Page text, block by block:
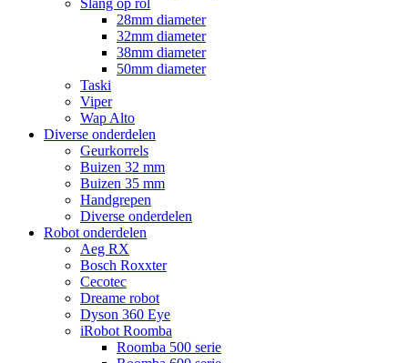
Slang op rol
28mm diameter
32mm diameter
38mm diameter
50mm diameter
Taski
Viper
Wap Alto
Diverse onderdelen
Geurkorrels
Buizen 32 mm
Buizen 35 mm
Handgrepen
Diverse onderdelen
Robot onderdelen
Aeg RX
Bosch Roxxter
Cecotec
Dreame robot
Dyson 360 Eye
iRobot Roomba
Roomba 500 serie